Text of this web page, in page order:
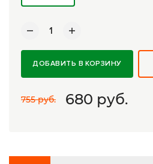
ДОБАВИТЬ В КОРЗИНУ
755 руб. 680 руб.